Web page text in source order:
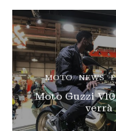
MOTO NEWS
Moto Guzzi
verrà